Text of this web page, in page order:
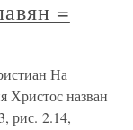
=
На
Христос назван
рис. 2.14,